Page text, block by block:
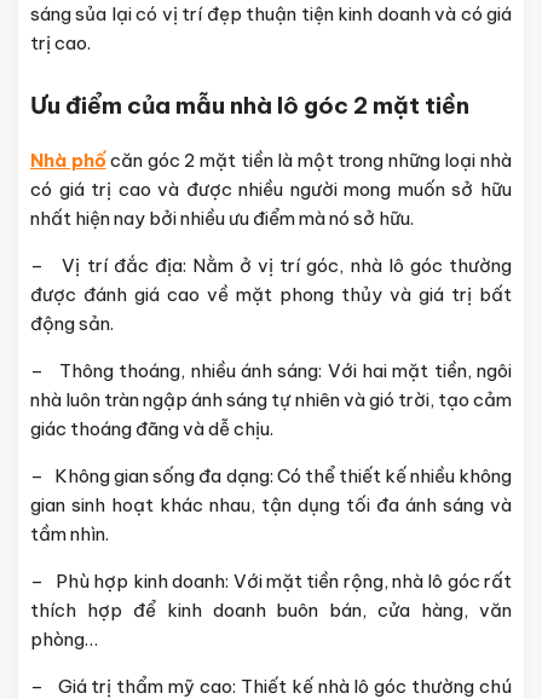
sáng sủa lại có vị trí đẹp thuận tiện kinh doanh và có giá
trị cao.
Ưu điểm của mẫu nhà lô góc 2 mặt tiền
Nhà phốcăn góc 2 mặt tiền là một trong những loại nhà
có giá trị cao và được nhiều người mong muốn sở hữu
nhất hiện nay bởi nhiều ưu điểm mà nó sở hữu.
– Vị trí đắc địa: Nằm ở vị trí góc, nhà lô góc thường
được đánh giá cao về mặt phong thủy và giá trị bất
động sản.
– Thông thoáng, nhiều ánh sáng: Với hai mặt tiền, ngôi
nhà luôn tràn ngập ánh sáng tự nhiên và gió trời, tạo cảm
giác thoáng đãng và dễ chịu.
– Không gian sống đa dạng: Có thể thiết kế nhiều không
gian sinh hoạt khác nhau, tận dụng tối đa ánh sáng và
tầm nhìn.
– Phù hợp kinh doanh: Với mặt tiền rộng, nhà lô góc rất
thích hợp để kinh doanh buôn bán, cửa hàng, văn
phòng…
– Giá trị thẩm mỹ cao: Thiết kế nhà lô góc thường chú